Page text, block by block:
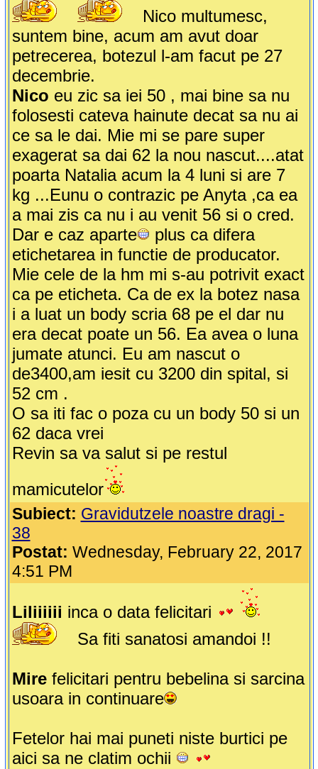
Nico multumesc,
suntem bine, acum am avut doar
petrecerea, botezul l-am facut pe 27
decembrie.
Nico eu zic sa iei 50 , mai bine sa nu
folosesti cateva hainute decat sa nu ai
ce sa le dai. Mie mi se pare super
exagerat sa dai 62 la nou nascut....atat
poarta Natalia acum la 4 luni si are 7
kg ...Eunu o contrazic pe Anyta ,ca ea
a mai zis ca nu i au venit 56 si o cred.
Dar e caz aparte
plus ca difera
etichetarea in functie de producator.
Mie cele de la hm mi s-au potrivit exact
ca pe eticheta. Ca de ex la botez nasa
i a luat un body scria 68 pe el dar nu
era decat poate un 56. Ea avea o luna
jumate atunci. Eu am nascut o
de3400,am iesit cu 3200 din spital, si
52 cm .
O sa iti fac o poza cu un body 50 si un
62 daca vrei
Revin sa va salut si pe restul
mamicutelor
Subiect: Gravidutzele noastre dragi -
38
Postat: Wednesday, February 22, 2017
4:51 PM
Liliiiiii inca o data felicitari
Sa fiti sanatosi amandoi !!
Mirefelicitari pentru bebelina si sarcina
usoara in continuare
Fetelor hai mai puneti niste burtici pe
aici sa ne clatim ochii